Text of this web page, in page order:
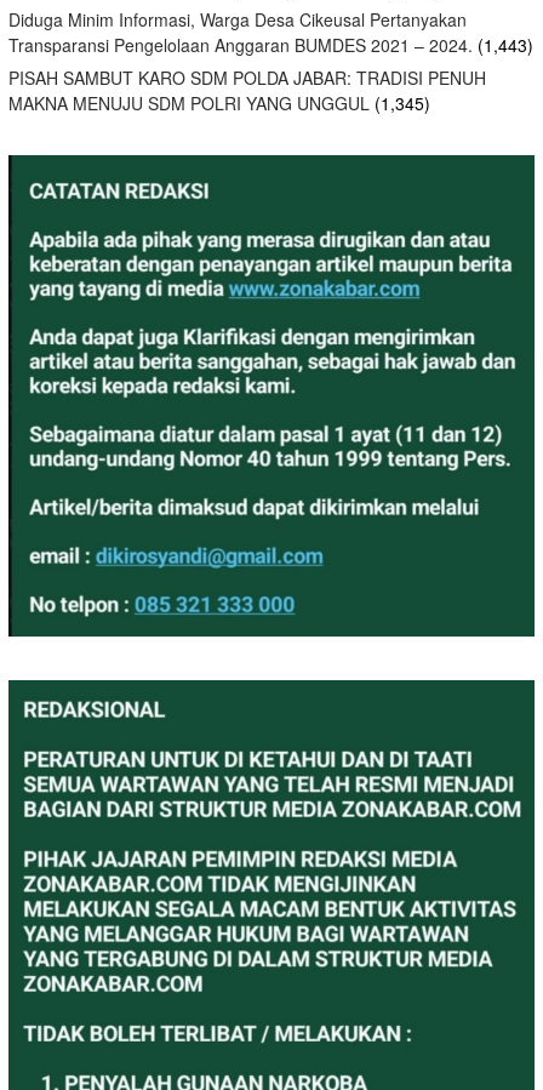
Diduga Minim Informasi, Warga Desa Cikeusal Pertanyakan
Transparansi Pengelolaan Anggaran BUMDES 2021 – 2024. (1,443)
PISAH SAMBUT KARO SDM POLDA JABAR: TRADISI PENUH
MAKNA MENUJU SDM POLRI YANG UNGGUL (1,345)